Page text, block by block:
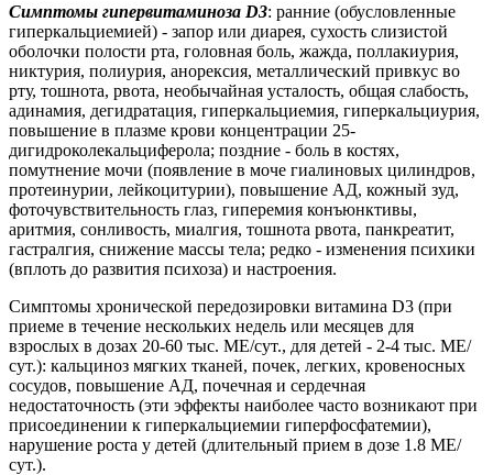
Симптомы гипервитаминоза D3: ранние (обусловленные
гиперкальциемией) - запор или диарея, сухость слизистой
оболочки полости рта, головная боль, жажда, поллакиурия,
никтурия, полиурия, анорексия, металлический привкус во
рту, тошнота, рвота, необычайная усталость, общая слабость,
адинамия, дегидратация, гиперкальциемия, гиперкальциурия,
повышение в плазме крови концентрации 25-
дигидроколекальциферола; поздние - боль в костях,
помутнение мочи (появление в моче гиалиновых цилиндров,
протеинурии, лейкоцитурии), повышение АД, кожный зуд,
фоточувствительность глаз, гиперемия конъюнктивы,
аритмия, сонливость, миалгия, тошнота рвота, панкреатит,
гастралгия, снижение массы тела; редко - изменения психики
(вплоть до развития психоза) и настроения.
Симптомы хронической передозировки витамина D3 (при
приеме в течение нескольких недель или месяцев для
взрослых в дозах 20-60 тыс. МЕ/сут., для детей - 2-4 тыс. МЕ/
сут.): кальциноз мягких тканей, почек, легких, кровеносных
сосудов, повышение АД, почечная и сердечная
недостаточность (эти эффекты наиболее часто возникают при
присоединении к гиперкальциемии гиперфосфатемии),
нарушение роста у детей (длительный прием в дозе 1.8 МЕ/
сут.).